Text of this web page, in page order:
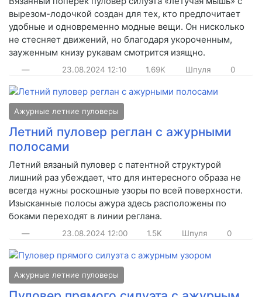
вырезом-лодочкой создан для тех, кто предпочитает
удобные и одновременно модные вещи. Он нисколько
не стесняет движений, но благодаря укороченным,
зауженным книзу рукавам смотрится изящно.
— 23.08.2024 12:10 1.69K Шпуля 0
Ажурные летние пуловеры
Летний пуловер реглан с ажурными
полосами
Летний вязаный пуловер с патентной структурой
лишний раз убеждает, что для интересного образа не
всегда нужны роскошные узоры по всей поверхности.
Изысканные полосы ажура здесь расположены по
боками переходят в линии реглана.
— 23.08.2024 12:00 1.5K Шпуля 0
Ажурные летние пуловеры